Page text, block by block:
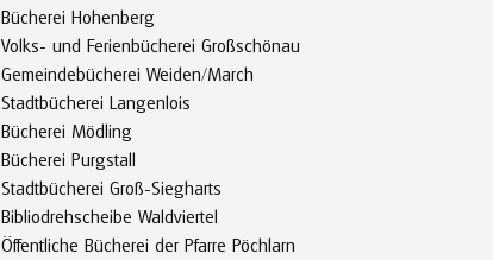
Bücherei Hohenberg
Volks- und Ferienbücherei Großschönau
Gemeindebücherei Weiden/March
Stadtbücherei Langenlois
Bücherei Mödling
Bücherei Purgstall
Stadtbücherei Groß-Siegharts
Bibliodrehscheibe Waldviertel
Öffentliche Bücherei der Pfarre Pöchlarn